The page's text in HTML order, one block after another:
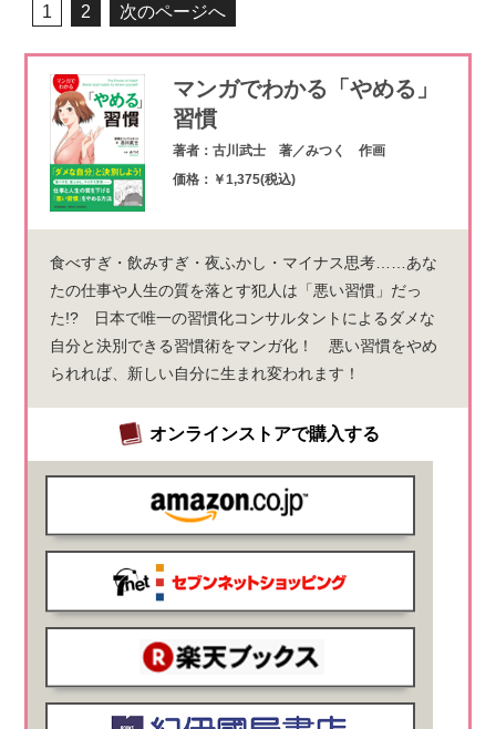
1 2 次のページへ
マンガでわかる「やめる」
習慣
著者：古川武士 著／みつく 作画
価格：￥1,375(税込)
食べすぎ・飲みすぎ・夜ふかし・マイナス思考……あな
たの仕事や人生の質を落とす犯人は「悪い習慣」だっ
た!? 日本で唯一の習慣化コンサルタントによるダメな
自分と決別できる習慣術をマンガ化！ 悪い習慣をやめ
られれば、新しい自分に生まれ変われます！
オンラインストアで購入する